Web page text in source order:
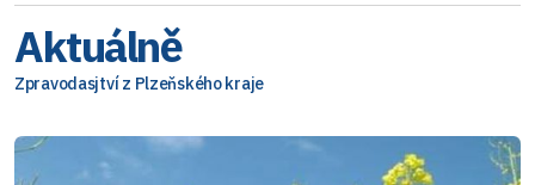
Aktuálně
Zpravodasjtví z Plzeňského kraje